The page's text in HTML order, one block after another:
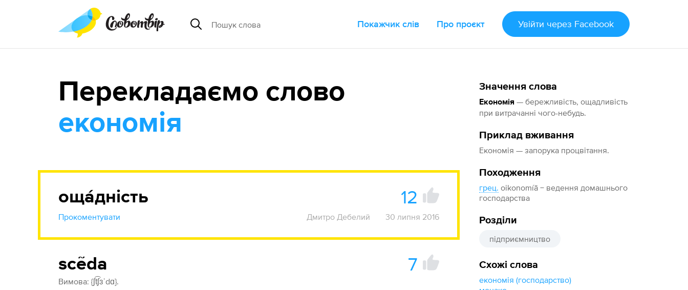
Покажчик слів Про проєкт Увійти через Facebook
Значення слова
Економія — бережливість, ощадливість
при витрачанні чого-небудь.
Приклад вживання
Економія — запорука процвітання.
Походження
грец. oikonomíā − ведення домашнього
господарства
Розділи
підприємництво
Схожі слова
економія (господарство)
Перекладаємо слово
економія
оща́дність 12
Прокоментувати Дмитро Дебелий 30 липня 2016
scẽda 7
Вимова: {ʃt͡ʃɜˈdɑ}.